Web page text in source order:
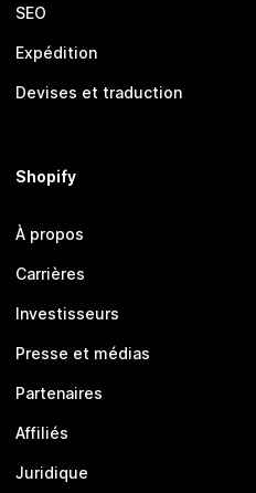
SEO
Expédition
Devises et traduction
Shopify
À propos
Carrières
Investisseurs
Presse et médias
Partenaires
Affiliés
Juridique